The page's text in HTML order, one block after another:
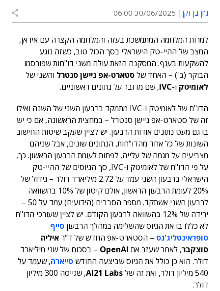
ג'ון בן-זקן 30/06/2025 06:00
למרות המלחמה המתמשכת בעזה והמלחמה הקצרה עם איראן,
המצב של ההיי-טק הישראלי בסך הכול טוב, כשזה נוגע
להשקעות בענף. המסקנה הזאת עולה משני דו"חות שפורסמו
הבוקר (ב') – האחד שלסטארט-אפ ניישן סנטרל והשני של
לאומיטק ו-IVC, שם מדובר על נתונים ראשוניים.
הדו"ח של לאומיטק ו-IVC מתמקד ברבעון השני של השנה ואילו
זה של סטארט-אפ ניישן סנטרל – במחצית הראשונה, אם כי יש
בו גם מעט נתונים אודות הרבעון. יש לציין שעקב שיטות החישוב
השונות של כל אחד מהדו"חות, הנתונים שונים, אבל שניהם
מצביעים על מגמה של עלייה, לפחות לעומת הרבעון הראשון. כך,
על פי הדו"ח של לאומיטק ו-IVC, סך הגיוסים של ההיי-טק
הישראלי ברבעון השני עמד על 2.72 מיליארד דולר – גידול של
20% לעומת הרבעון הראשון, אולם קיטון של 10% בהשוואה
לרבעון השני אשתקד. מספר הסבבים (הידועים) עמד על 50 –
ירידה של 12% בהשוואה לרבעון הקודם. יש לציין שעורכי הדו"ח
לא כללו בו את הגיוס שהשלימה במהלך הרבעון סייף
סופראינטליג'נס – הסטארט-אפ החדש של ד"ראיליה
סוצקבר, לאחר שעזב את OpenAI – בסכום של שני מיליארד
דולר. הוא כן כולל את הגיוס שביצעה החודש סייארה, שעמד על
540 מיליון דולר, ואת זה של
AI21 Labs
, שגייסה 300 מיליון
דולר.